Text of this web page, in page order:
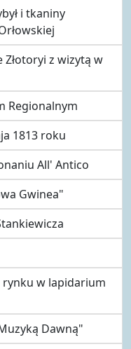
i tkaniny
Złotoryi z wizytą w
Regionalnym
1813 roku
All' Antico
Gwinea"
w lapidarium
Dawną"